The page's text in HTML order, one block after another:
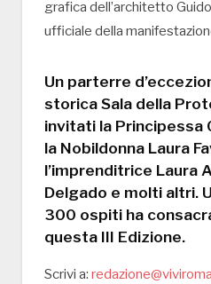
grafica dell’architetto
ufficiale della
Un parterre
storica Sala della
invitati la Principessa
la Nobildonna Laura
l’imprenditrice Laura
Delgado e molti altri.
300 ospiti ha
questa III Edizione.
Scrivi a: